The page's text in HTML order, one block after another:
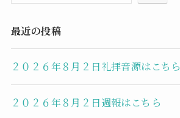
最近の投稿
２０２６年８月２日礼拝音源はこちら
２０２６年８月２日週報はこちら